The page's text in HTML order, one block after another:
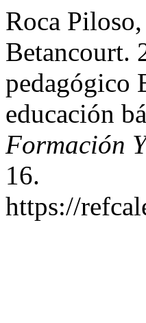
Roca
Betancourt.
pedagógico
educación
Formación
16.
https://